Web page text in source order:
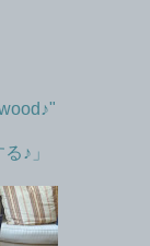
♪」